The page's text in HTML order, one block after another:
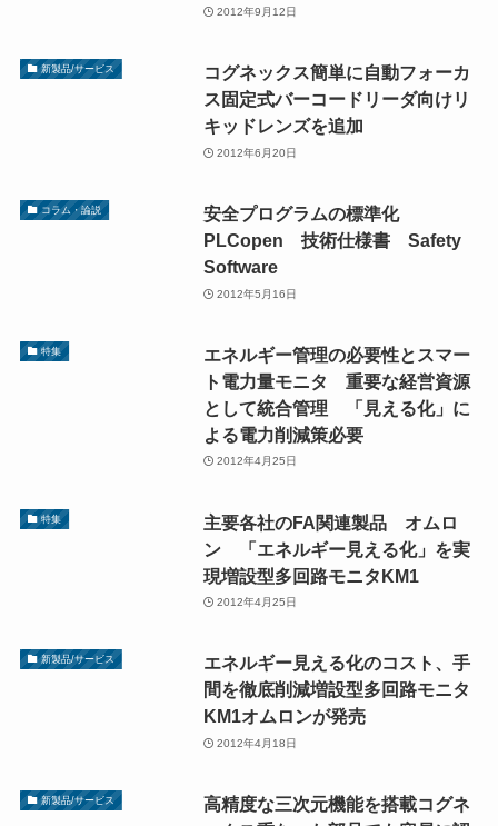
2012年9月12日
新製品/サービス
コグネックス簡単に自動フォーカ
ス固定式バーコードリーダ向けリ
キッドレンズを追加
2012年6月20日
コラム・論説
安全プログラムの標準化
PLCopen 技術仕様書 Safety
Software
2012年5月16日
特集
エネルギー管理の必要性とスマー
ト電力量モニタ 重要な経営資源
として統合管理 「見える化」に
よる電力削減策必要
2012年4月25日
特集
主要各社のFA関連製品 オムロ
ン 「エネルギー見える化」を実
現増設型多回路モニタKM1
2012年4月25日
新製品/サービス
エネルギー見える化のコスト、手
間を徹底削減増設型多回路モニタ
KM1オムロンが発売
2012年4月18日
新製品/サービス
高精度な三次元機能を搭載コグネ